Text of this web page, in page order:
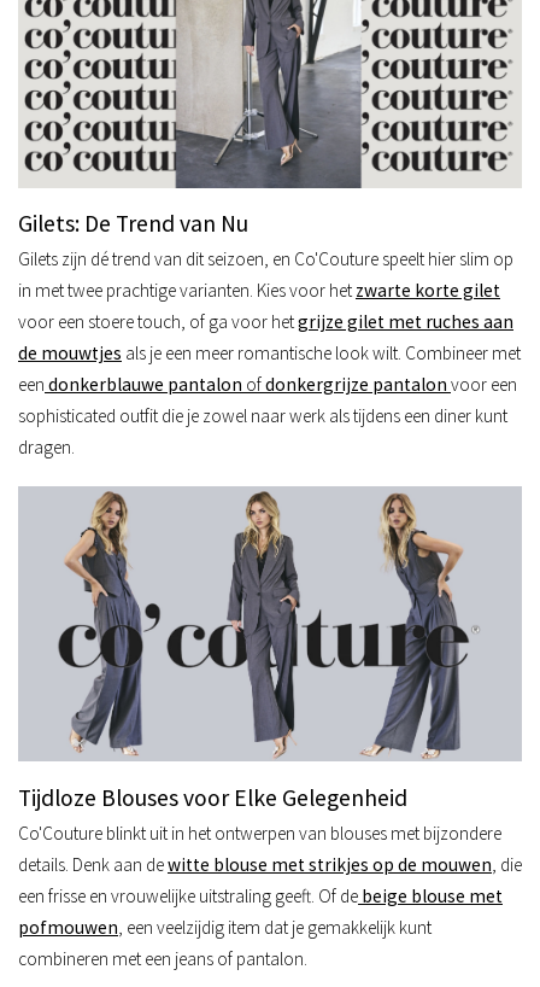
Gilets: De Trend van Nu
Gilets zijn dé trend van dit seizoen, en Co'Couture speelt hier slim op
in met twee prachtige varianten. Kies voor hetzwarte korte gilet
voor een stoere touch, of ga voor hetgrijze gilet met ruches aan
de mouwtjes als je een meer romantische look wilt. Combineer met
een donkerblauwe pantalon ofdonkergrijze pantalon voor een
sophisticated outfit die je zowel naar werk als tijdens een diner kunt
dragen.
Tijdloze Blouses voor Elke Gelegenheid
Co'Couture blinkt uit in het ontwerpen van blouses met bijzondere
details. Denk aan dewitte blouse met strikjes op de mouwen , die
een frisse en vrouwelijke uitstraling geeft. Of de beige blouse met
pofmouwen , een veelzijdig item dat je gemakkelijk kunt
combineren met een jeans of pantalon.